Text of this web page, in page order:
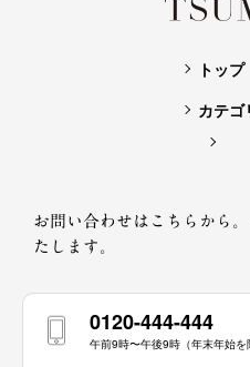
トップ
カテゴ
お問い合わせはこちらから。
たします。
0120-444-444
午前9時〜午後9時（年末年始を